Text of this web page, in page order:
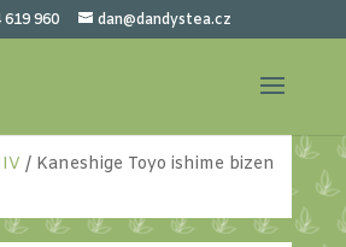
619 960 dan@dandystea.cz
/ Kaneshige Toyo ishime bizen